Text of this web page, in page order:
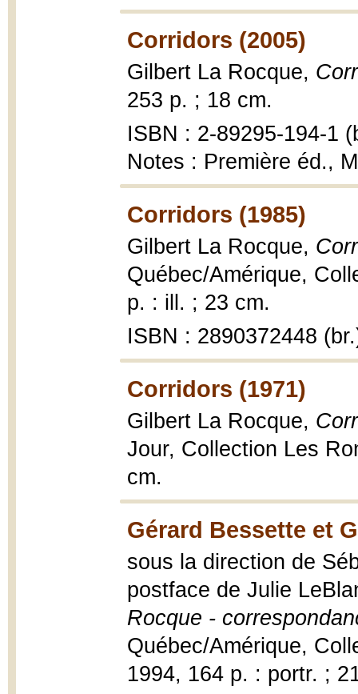
Corridors (2005)
Gilbert La Rocque,
253 p. ; 18 cm.
ISBN : 2-89295-194-1
Notes : Première éd.,
Corridors (1985)
Gilbert La Rocque,
Québec/Amérique,
p. : ill. ; 23 cm.
ISBN : 2890372448
Corridors (1971)
Gilbert La Rocque,
Jour, Collection Les
cm.
Gérard Bessette et
sous la direction de
postface de Julie
Rocque -
Québec/Amérique,
1994, 164 p. : portr. ;